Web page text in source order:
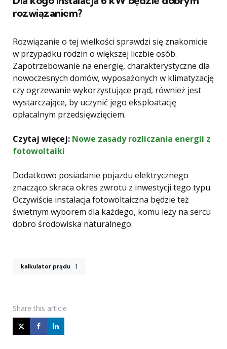
rozwiązaniem?
Rozwiązanie o tej wielkości sprawdzi się znakomicie
w przypadku rodzin o większej liczbie osób.
Zapotrzebowanie na energię, charakterystyczne dla
nowoczesnych domów, wyposażonych w klimatyzację
czy ogrzewanie wykorzystujące prąd, również jest
wystarczające, by uczynić jego eksploatację
opłacalnym przedsięwzięciem.
Czytaj więcej: Nowe zasady rozliczania energii z
fotowoltaiki
Dodatkowo posiadanie pojazdu elektrycznego
znacząco skraca okres zwrotu z inwestycji tego typu.
Oczywiście instalacja fotowoltaiczna będzie też
świetnym wyborem dla każdego, komu leży na sercu
dobro środowiska naturalnego.
kalkulator prądu 1
Share this article